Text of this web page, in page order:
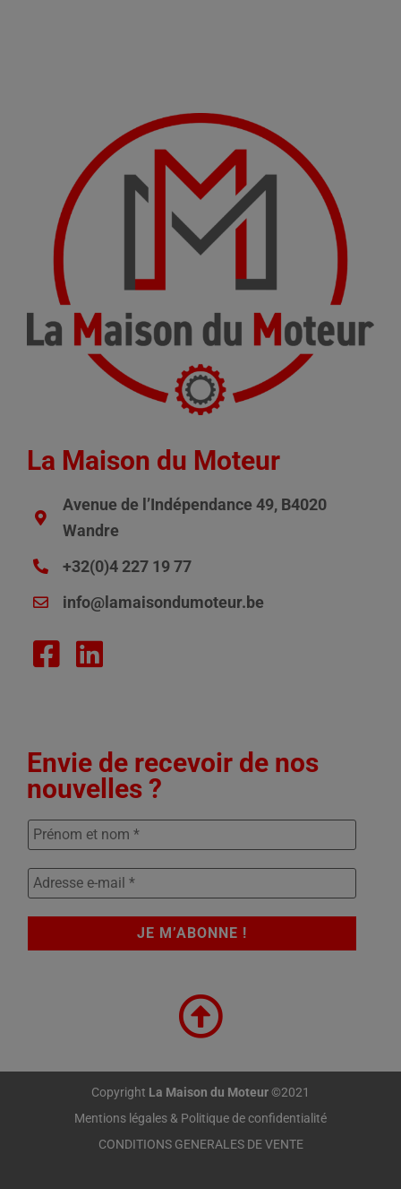
La Maison du Moteur
Avenue de l’Indépendance 49, B4020
Wandre
+32(0)4 227 19 77
info@lamaisondumoteur.be
Envie de recevoir de nos
nouvelles ?
Copyright La Maison du Moteur©2021
Mentions légales & Politique de confidentialité
CONDITIONS GENERALES DE VENTE